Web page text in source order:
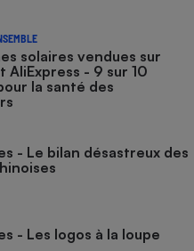
solaires vendues sur
AliExpress - 9 sur 10
la santé des
- Le bilan désastreux des
- Les logos à la loupe